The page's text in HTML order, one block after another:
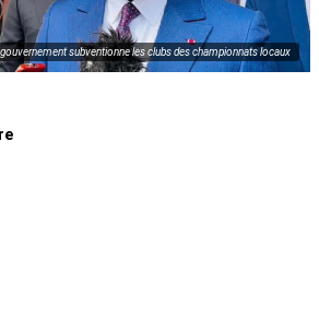
subventionne les clubs des championnats locaux